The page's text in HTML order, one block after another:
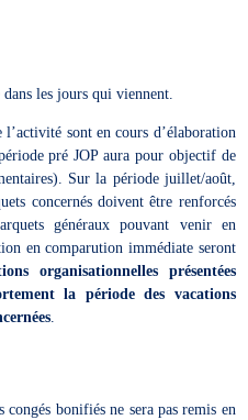
les jours qui viennent.
sont en cours d’élaboration
pré JOP aura pour objectif de
Sur la période juillet/août,
concernés doivent être renforcés
généraux pouvant venir en
en comparution immédiate seront
organisationnelles présentées
la période des vacations
bonifiés ne sera pas remis en